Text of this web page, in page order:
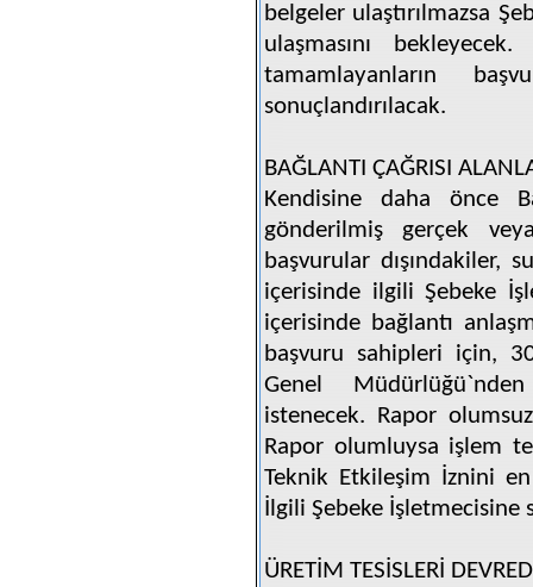
belgeler ulaştırılmazsa
ulaşmasını
tamamlayanların
sonuçlandırılacak.
BAĞLANTI ÇAĞRISI
Kendisine daha önce
gönderilmiş gerçek
başvurular dışındakiler,
içerisinde ilgili Şebeke
içerisinde bağlantı
başvuru sahipleri için,
Genel
istenecek. Rapor
Rapor olumluysa işlem
Teknik Etkileşim İznini
İlgili Şebeke İşletmecisine
ÜRETİM TESİSLERİ